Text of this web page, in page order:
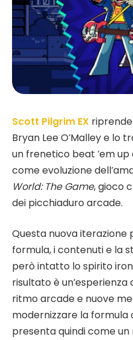
Scott Pilgrim EX
Bryan Lee O’Malley e lo
un frenetico beat ’em
come evoluzione
World: The Game, gioco
dei picchiaduro arcade.
Questa nuova iterazione
formula, i contenuti e la
però intatto lo spirito
risultato è
ritmo arcade e nuove
modernizzare la formula
presenta quindi come